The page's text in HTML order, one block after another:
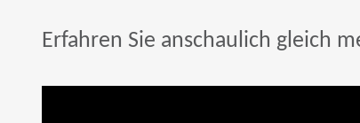
Erfahren Sie anschaulich gleich